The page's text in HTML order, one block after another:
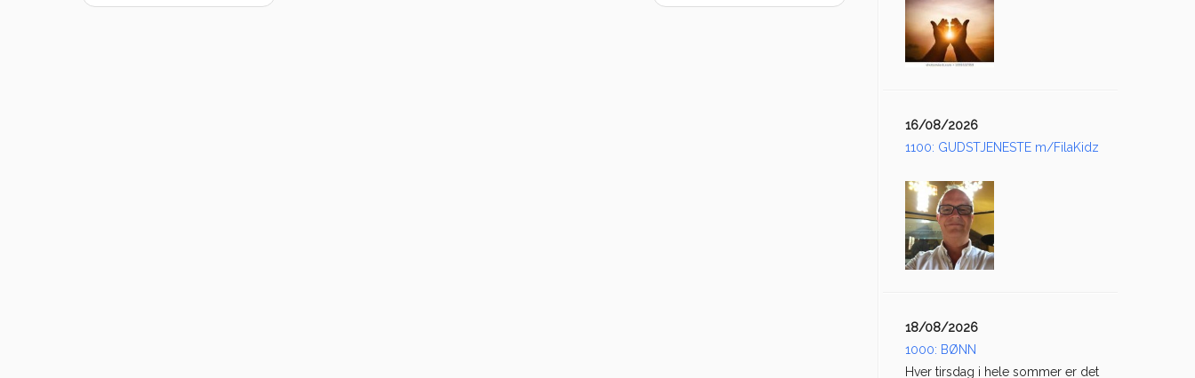
16/08/2026
1100: GUDSTJENESTE m/FilaKidz
18/08/2026
1000: BØNN
Hver tirsdag i hele sommer er det